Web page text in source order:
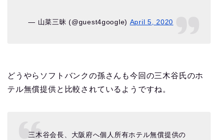
— 山菜三昧 (@guest4google) April 5, 2020
どうやらソフトバンクの孫さんも今回の三木谷氏のホ
テル無償提供と比較されているようですね。
三木谷会長、大阪府へ個人所有ホテル無償提供の